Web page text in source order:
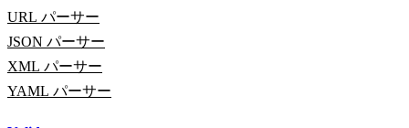
URL パーサー
JSON パーサー
XML パーサー
YAML パーサー